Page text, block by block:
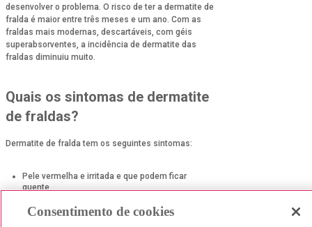
desenvolver o problema. O risco de ter a dermatite de
fralda é maior entre três meses e um ano. Com as
fraldas mais modernas, descartáveis, com géis
superabsorventes, a incidência de dermatite das
fraldas diminuiu muito.
Quais os sintomas de dermatite
de fraldas?
Dermatite de fralda tem os seguintes sintomas:
Pele vermelha e irritada e que podem ficar
quente
desconfortável do que o habitual e chora quando
Consentimento de cookies